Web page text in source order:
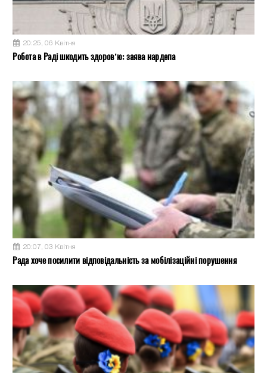
20:25, 06 Квітня
Робота в Раді шкодить здоров’ю: заява нардепа
20:07, 03 Квітня
Рада хоче посилити відповідальність за мобілізаційні порушення